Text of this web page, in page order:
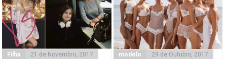
Filha 21 de Novembro, 2017 modelo 29 de Outubro, 2017